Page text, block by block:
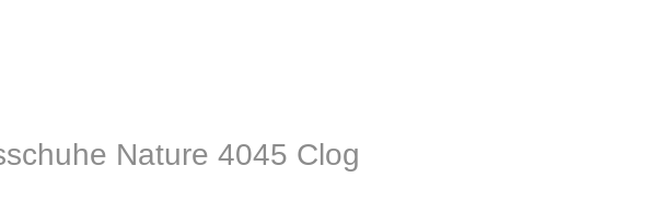
Nature 4045 Clog